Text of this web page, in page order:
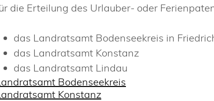
die Erteilung des Urlauber- oder
das Landratsamt Bodenseekreis in
das Landratsamt Konstanz
das Landratsamt Lindau
Bodenseekreis
Konstanz